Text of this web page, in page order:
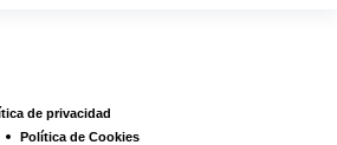
de privacidad
Política de Cookies